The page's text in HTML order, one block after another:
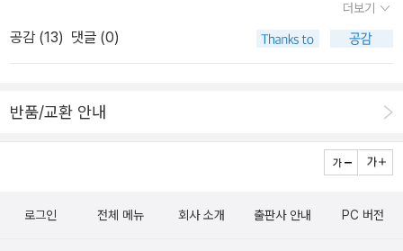
받는 걸 보기 전에 피해자 가족들이 먼저 숨넘어갈 지경이 아닌가.읽
으면서 법이란 게 뭔가라는 생각을 참 많이 했다. 범인을 잡는 데에 가
장 큰 역할을 한 가족 DNA 검사도 처음에는 신청이 받아들여지지 않
하지만, 그러면 어디서 정의를 찾아야 하는 걸까. 선고까지 10년에 이
었다. (아무도 청부하지 않았다. ;.;)책 안에서 피해자들의 개인사도
끼는 책임감, 사명감을 잘 알 수 있었다. 이 사건을 담당했던 형사, 검
범죄소설을 좋아하지 않는 애였다.열 네댓살 무렵, 내 또래들 사이에
서는 일본 작가의 범죄추리소설이 선풍적인 인기를 끌었다. 히가시노
게이고나 미야베 미유키 같은. 나도 유행에 동참하고자 몇 권 읽어봤
읽어야 한다면 차라리 『오페라의 유령』을 읽지!) 작가는 이런걸 도대
체 어떻게 생각해내나, 싶게 완벽한 범죄 수법과 아귀가 딱딱 맞아 떨
어지는 잔인한 살인 사건들은 구태여 읽고 싶지 않았다. 그런건 이미
무섭고 교묘했다. 현실은 으레 상상을 뛰어넘기 마련이고, 그렇기에
더보기
공감 (13) 댓글 (0)
반품/교환 안내
로그인 전체 메뉴 회사 소개 출판사 안내 PC 버전